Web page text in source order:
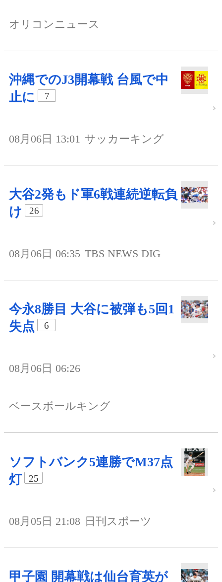
オリコンニュース
沖縄でのJ3開幕戦 台風で中
止に
7
08月06日 13:01 サッカーキング
大谷2発もド軍6戦連続逆転負
け
26
08月06日 06:35 TBS NEWS DIG
今永8勝目 大谷に被弾も5回1
失点
6
08月06日 06:26
ベースボールキング
ソフトバンク5連勝でM37点
灯
25
08月05日 21:08 日刊スポーツ
甲子園 開幕戦は仙台育英が